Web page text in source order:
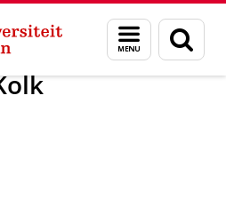
Menu
en
zoeken
van der Kolk